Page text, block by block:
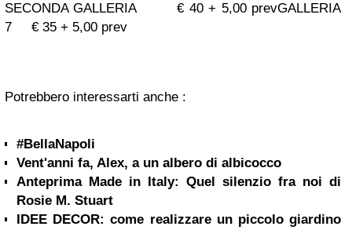
SECONDA GALLERIA € 40 + 5,00 prevGALLERIA
7 € 35 + 5,00 prev
Potrebbero interessarti anche :
#BellaNapoli
Vent'anni fa, Alex, a un albero di albicocco
Anteprima Made in Italy: Quel silenzio fra noi di
Rosie M. Stuart
IDEE DECOR: come realizzare un piccolo giardino